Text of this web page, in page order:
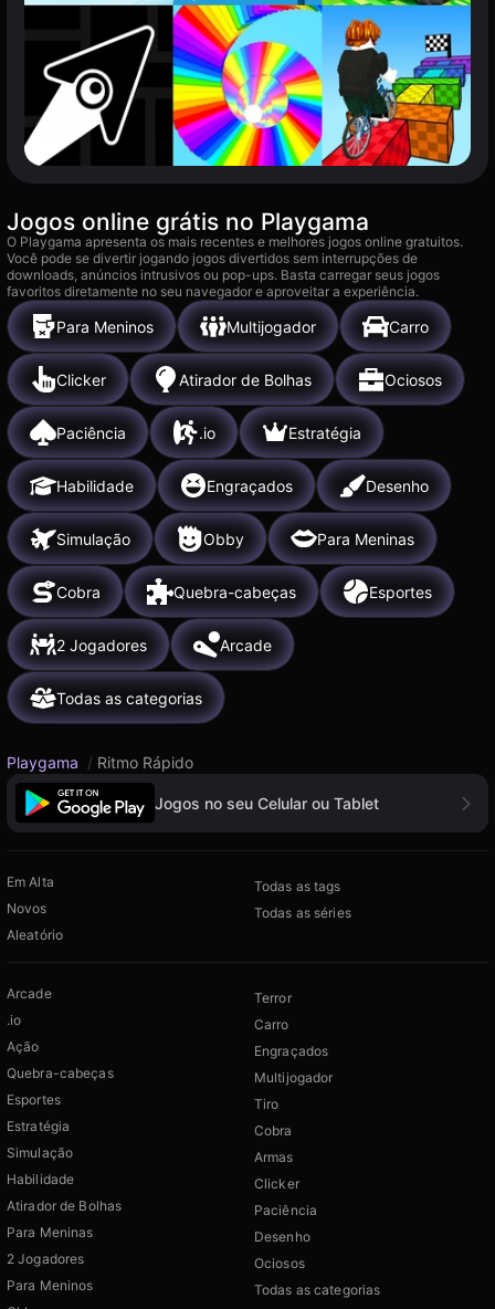
Jogos online grátis no Playgama
O Playgama apresenta os mais recentes e melhores jogos online gratuitos.
Você pode se divertir jogando jogos divertidos sem interrupções de
downloads, anúncios intrusivos ou pop-ups. Basta carregar seus jogos
favoritos diretamente no seu navegador e aproveitar a experiência.
Para Meninos Multijogador Carro
Clicker Atirador de Bolhas Ociosos
Paciência .io Estratégia
Habilidade Engraçados Desenho
Simulação Obby Para Meninas
Cobra Quebra-cabeças Esportes
2 Jogadores Arcade
Todas as categorias
Playgama / Ritmo Rápido
Jogos no seu Celular ou Tablet
Em Alta
Novos
Aleatório
Todas as tags
Todas as séries
Arcade
.io
Ação
Quebra-cabeças
Esportes
Estratégia
Simulação
Habilidade
Atirador de Bolhas
Para Meninas
2 Jogadores
Para Meninos
Terror
Carro
Engraçados
Multijogador
Tiro
Cobra
Armas
Clicker
Paciência
Desenho
Ociosos
Todas as categorias